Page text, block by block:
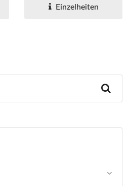
Empfangstransformatoren...
Einzelheiten